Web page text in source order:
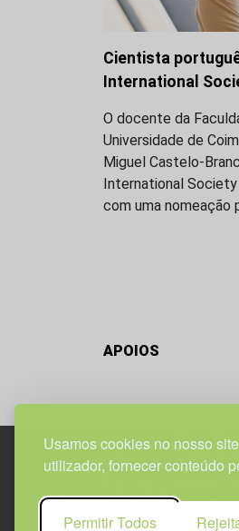
Usamos cookies no nosso
utilizador, fornecer conteúdo
Permitir Todos
Cientista
International
O docente da
Universidade de
Miguel Castelo-
International
com uma nomeação
APOIOS
1800-282 Lisboa |
21 850 40 65